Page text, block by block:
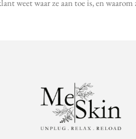
weet waar ze aan toe is, en